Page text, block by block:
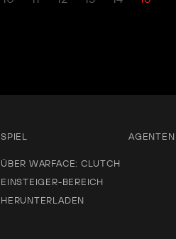
SPIEL
ÜBER WARFACE: CLUTCH
EINSTEIGER-BEREICH
HERUNTERLADEN
AGENTEN